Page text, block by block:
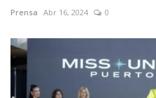
Prensa Abr 16, 2024 0